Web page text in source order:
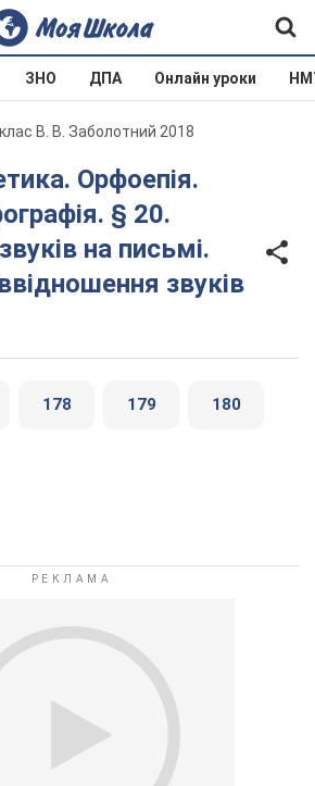
ЗНО ДПА Онлайн уроки
В. В. Заболотний 2018
§ 20.
на письмі.
звуків
178 179 180